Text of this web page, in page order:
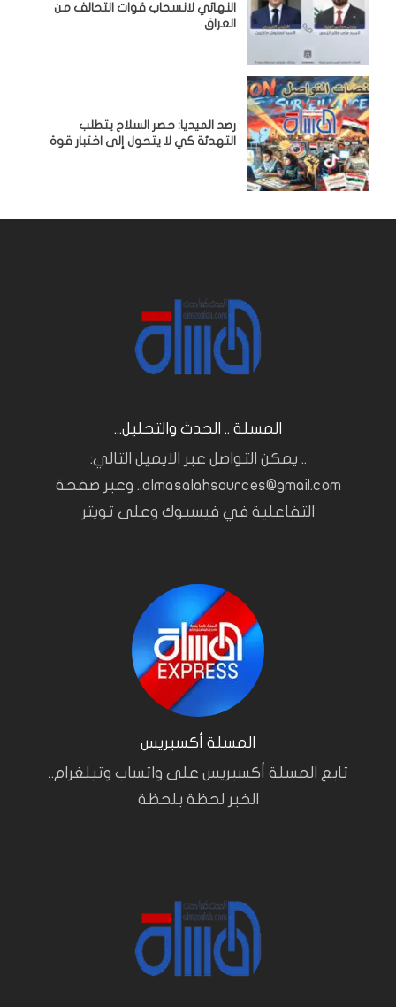
النهائي لانسحاب قوات التحالف من
العراق
رصد الميديا: حصر السلاح يتطلب
التهدئة كي لا يتحول إلى اختبار قوة
المسلة .. الحدث والتحليل...
.. يمكن التواصل عبر الايميل التالي:
almasalahsources@gmail.com.. وعبر صفحة
التفاعلية في فيسبوك وعلى تويتر
المسلة أكسبريس
تابع المسلة أكسبريس على واتساب وتيلغرام..
الخبر لحظة بلحظة